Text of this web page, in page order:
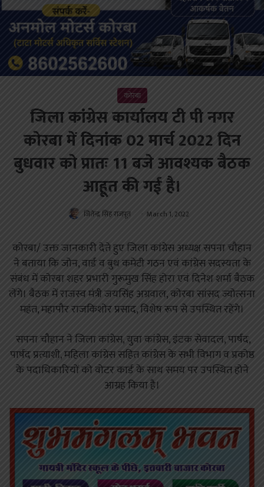
कोरबा
जिला कांग्रेस कार्यालय टी पी नगर
कोरबा में दिनांक 02 मार्च 2022 दिन
बुधवार को प्रातः 11 बजे आवश्यक बैठक
आहूत की गई है।
जितेन्द्र सिंह राजपूत March 1, 2022
कोरबा/ उक्त जानकारी देते हुए जिला कांग्रेस अध्यक्ष सपना चौहान
ने बताया कि जोन, वार्ड व बुथ कमेटी गठन एवं कांग्रेस सदस्यता के
संबंध में कोरबा शहर प्रभारी गुरूमुख सिंह होरा एवं दिनेश शर्मा बैठक
लेंगे। बैठक में राजस्व मंत्री जयसिंह अग्रवाल, कोरबा सांसद ज्योत्सना
महंत, महापौर राजकिशोर प्रसाद, विशेष रूप से उपस्थित रहेंगे।
सपना चौहान ने जिला कांग्रेस, युवा कांग्रेस, इंटक सेवादल, पार्षद,
पार्षद प्रत्याशी, महिला कांग्रेस सहित कांग्रेस के सभी विभाग व प्रकोष्ठ
के पदाधिकारियों को वोटर कार्ड के साथ समय पर उपस्थित होने
आग्रह किया है।